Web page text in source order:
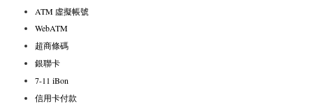
ATM 虛擬帳號
WebATM
超商條碼
銀聯卡
7-11 iBon
信用卡付款